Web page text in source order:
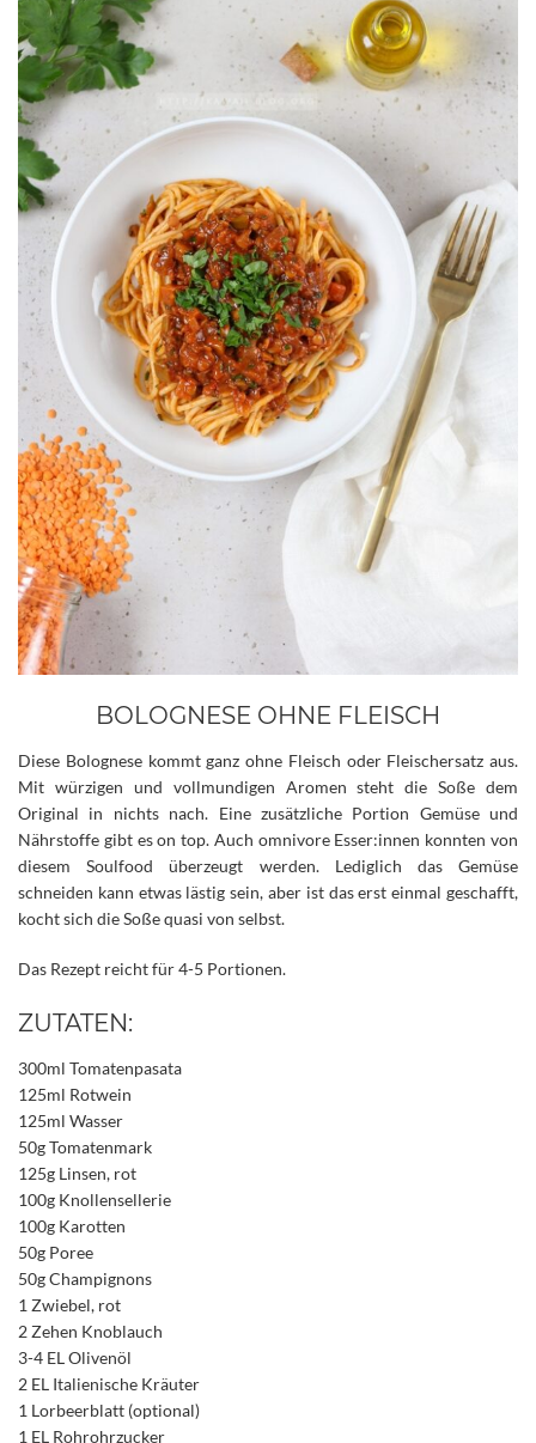
BOLOGNESE OHNE FLEISCH
Diese Bolognese kommt ganz ohne Fleisch oder Fleischersatz aus.
Mit würzigen und vollmundigen Aromen steht die Soße dem
Original in nichts nach. Eine zusätzliche Portion Gemüse und
Nährstoffe gibt es on top. Auch omnivore Esser:innen konnten von
diesem Soulfood überzeugt werden. Lediglich das Gemüse
schneiden kann etwas lästig sein, aber ist das erst einmal geschafft,
kocht sich die Soße quasi von selbst.
Das Rezept reicht für 4-5 Portionen.
ZUTATEN:
300ml Tomatenpasata
125ml Rotwein
125ml Wasser
50g Tomatenmark
125g Linsen, rot
100g Knollensellerie
100g Karotten
50g Poree
50g Champignons
1 Zwiebel, rot
2 Zehen Knoblauch
3-4 EL Olivenöl
2 EL Italienische Kräuter
1 Lorbeerblatt (optional)
1 EL Rohrohrzucker